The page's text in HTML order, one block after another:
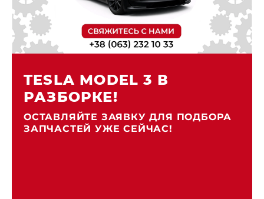
TESLA MODEL 3 В
РАЗБОРКЕ!
ОСТАВЛЯЙТЕ ЗАЯВКУ ДЛЯ ПОДБОРА
ЗАПЧАСТЕЙ УЖЕ СЕЙЧАС!